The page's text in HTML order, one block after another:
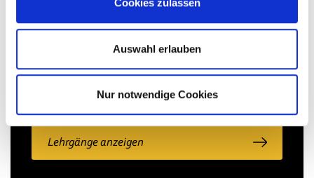
Cookies zulassen
Auswahl erlauben
Nur notwendige Cookies
Qualitätsstandards.
Mehr erfahren
Lehrgänge anzeigen